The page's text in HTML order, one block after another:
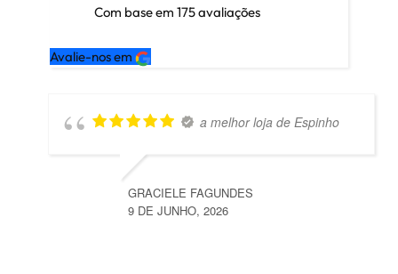
Com base em 175avaliações
Avalie-nos em
a melhor loja de Espinho
GRACIELE FAGUNDES
9 DE JUNHO, 2026